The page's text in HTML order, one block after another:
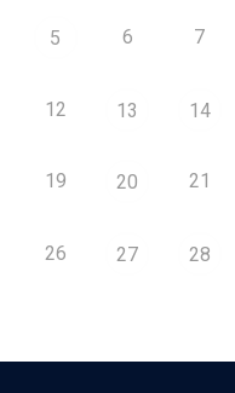
5 6 7
12 13 14
19 20 21
26 27 28